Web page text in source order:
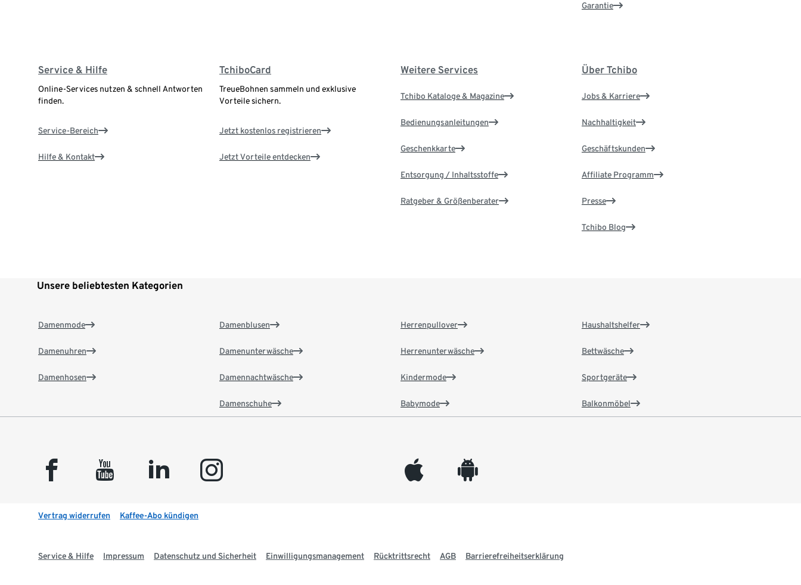
Garantie
Service & Hilfe
Online-Services nutzen & schnell Antworten
finden.
Service-Bereich
Hilfe & Kontakt
TchiboCard
TreueBohnen sammeln und exklusive
Vorteile sichern.
Jetzt kostenlos registrieren
Jetzt Vorteile entdecken
Weitere Services
Tchibo Kataloge & Magazine
Bedienungsanleitungen
Geschenkkarte
Entsorgung / Inhaltsstoffe
Ratgeber & Größenberater
Über Tchibo
Jobs & Karriere
Nachhaltigkeit
Geschäftskunden
Affiliate Programm
Presse
Tchibo Blog
Unsere beliebtesten Kategorien
Damenmode
Damenuhren
Damenhosen
Damenblusen
Damenunterwäsche
Damennachtwäsche
Damenschuhe
Herrenpullover
Herrenunterwäsche
Kindermode
Babymode
Haushaltshelfer
Bettwäsche
Sportgeräte
Balkonmöbel
facebook youtube linkedin instagram appleinc android
Vertrag widerrufen Kaffee-Abo kündigen
Service & Hilfe Impressum Datenschutz und Sicherheit Einwilligungsmanagement Rücktrittsrecht AGB Barrierefreiheitserklärung